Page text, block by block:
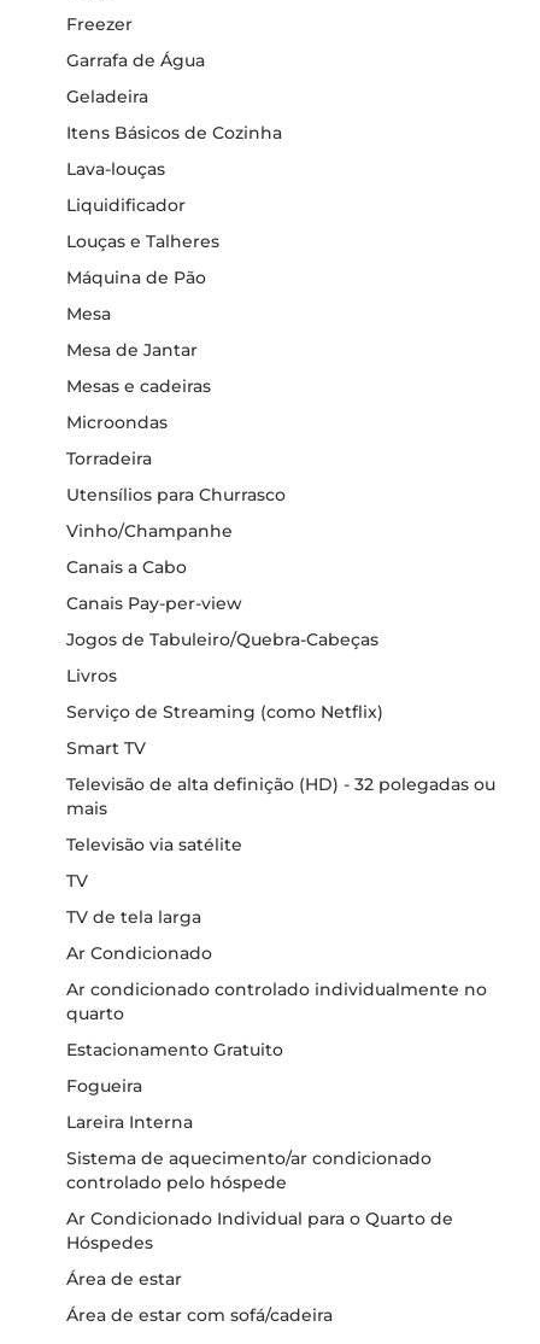
Freezer
Garrafa de Água
Geladeira
Itens Básicos de Cozinha
Lava-louças
Liquidificador
Louças e Talheres
Máquina de Pão
Mesa
Mesa de Jantar
Mesas e cadeiras
Microondas
Torradeira
Utensílios para Churrasco
Vinho/Champanhe
Canais a Cabo
Canais Pay-per-view
Jogos de Tabuleiro/Quebra-Cabeças
Livros
Serviço de Streaming (como Netflix)
Smart TV
Televisão de alta definição (HD) - 32 polegadas ou
mais
Televisão via satélite
TV
TV de tela larga
Ar Condicionado
Ar condicionado controlado individualmente no
quarto
Estacionamento Gratuito
Fogueira
Lareira Interna
Sistema de aquecimento/ar condicionado
controlado pelo hóspede
Ar Condicionado Individual para o Quarto de
Hóspedes
Área de estar
Área de estar com sofá/cadeira